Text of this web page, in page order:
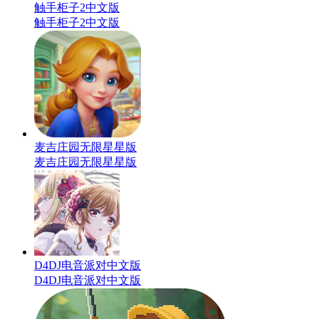
触手柜子2中文版
触手柜子2中文版
麦吉庄园无限星星版
麦吉庄园无限星星版
D4DJ电音派对中文版
D4DJ电音派对中文版